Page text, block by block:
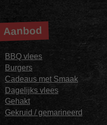
Aanbod
BBQ vlees
Burgers
Cadeaus met Smaak
Dagelijks vlees
Gehakt
Gekruid / gemarineerd